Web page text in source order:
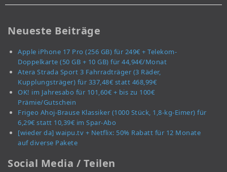
Neueste Beiträge
Apple iPhone 17 Pro (256 GB) für 249€ + Telekom-
Doppelkarte (50 GB + 10 GB) für 44,94€/Monat
Atera Strada Sport 3 Fahrradträger (3 Räder,
Kupplungsträger) für 337,48€ statt 468,99€
OK! im Jahresabo für 101,60€ + bis zu 100€
Prämie/Gutschein
Frigeo Ahoj-Brause Klassiker (1000 Stück, 1,8-kg-Eimer) für
6,29€ statt 10,39€ im Spar-Abo
[wieder da] waipu.tv + Netflix: 50% Rabatt für 12 Monate
auf diverse Pakete
Social Media / Teilen